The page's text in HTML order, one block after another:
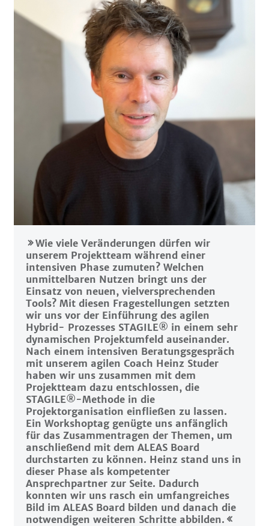
Wie viele Veränderungen dürfen wir
unserem Projektteam während einer
intensiven Phase zumuten? Welchen
unmittelbaren Nutzen bringt uns der
Einsatz von neuen, vielversprechenden
Tools? Mit diesen Fragestellungen setzten
wir uns vor der Einführung des agilen
Hybrid- Prozesses STAGILE® in einem sehr
dynamischen Projektumfeld auseinander.
Nach einem intensiven Beratungsgespräch
mit unserem agilen Coach Heinz Studer
haben wir uns zusammen mit dem
Projektteam dazu entschlossen, die
STAGILE®-Methode in die
Projektorganisation einfließen zu lassen.
Ein Workshoptag genügte uns anfänglich
für das Zusammentragen der Themen, um
anschließend mit dem ALEAS Board
durchstarten zu können. Heinz stand uns in
dieser Phase als kompetenter
Ansprechpartner zur Seite. Dadurch
konnten wir uns rasch ein umfangreiches
Bild im ALEAS Board bilden und danach die
notwendigen weiteren Schritte abbilden.